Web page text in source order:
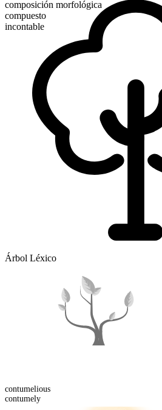
composición morfológica
compuesto
incontable
Árbol Léxico
contumelious
contumely